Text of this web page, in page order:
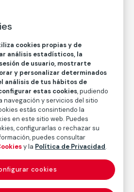
con emulsión de gelatina y
× 25,9 cm
27,7 cm
cookies propias y de
análisis estadísticos, la
de usuario, mostrarte
y personalizar determinados
análisis de tus hábitos de
estas cookies, pudiendo
navegación y servicios del sitio
estás consintiendo la
en este sitio web. Puedes
configurarlas o rechazar su
puedes consultar
y la Política de Privacidad.
cookies